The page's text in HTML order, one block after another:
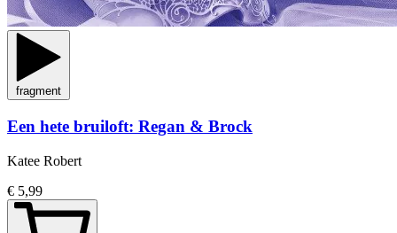
fragment
Een hete bruiloft: Regan & Brock
Katee Robert
€ 5,99